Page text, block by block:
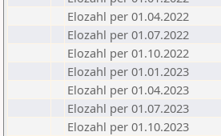
Elozahl per 01.04.2022
Elozahl per 01.07.2022
Elozahl per 01.10.2022
Elozahl per 01.01.2023
Elozahl per 01.04.2023
Elozahl per 01.07.2023
Elozahl per 01.10.2023